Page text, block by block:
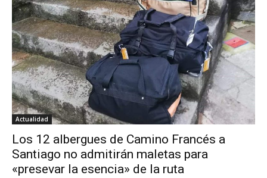
Actualidad
Los 12 albergues de Camino Francés a
Santiago no admitirán maletas para
«presevar la esencia» de la ruta